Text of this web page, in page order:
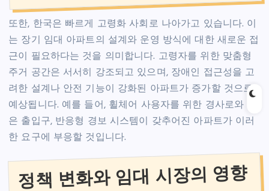
또한, 한국은 빠르게 고령화 사회로 나아가고 있습니다. 이
는 장기 임대 아파트의 설계와 운영 방식에 대한 새로운 접
근이 필요하다는 것을 의미합니다. 고령자를 위한 맞춤형
주거 공간은 서서히 강조되고 있으며, 장애인 접근성을 고
려한 설계나 안전 기능이 강화된 아파트가 증가할 것으로
예상됩니다. 예를 들어, 휠체어 사용자를 위한 경사로와 넓
은 출입구, 반응형 경보 시스템이 갖추어진 아파트가 이러
한 요구에 부응할 것입니다.
정책 변화와 임대 시장의 영향